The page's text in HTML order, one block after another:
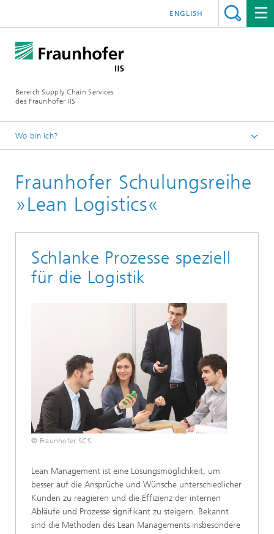
Bereich Supply Chain Services
des Fraunhofer IIS
ENGLISH
Wo bin ich?
Leistungen
Fraunhofer Schulungsreihe
»Lean Logistics«
Schlanke Prozesse speziell
für die Logistik
© Fraunhofer SCS
Lean Management ist eine Lösungsmöglichkeit, um
besser auf die Ansprüche und Wünsche unterschiedlicher
Kunden zu reagieren und die Effizienz der internen
Abläufe und Prozesse signifikant zu steigern. Bekannt
sind die Methoden des Lean Managements insbesondere